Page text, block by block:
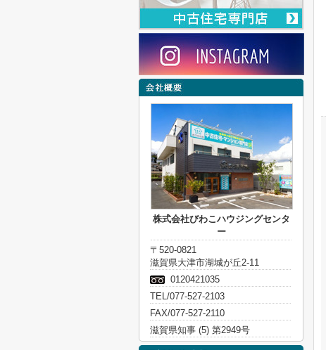
株式会社びわこハウジングセンタ
ー
〒520-0821
滋賀県大津市湖城が丘2-11
0120421035
TEL/077-527-2103
FAX/077-527-2110
滋賀県知事 (5) 第2949号